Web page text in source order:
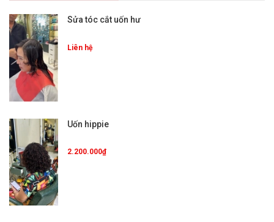
Sửa tóc cắt uốn hư
Liên hệ
Uốn hippie
2.200.000₫